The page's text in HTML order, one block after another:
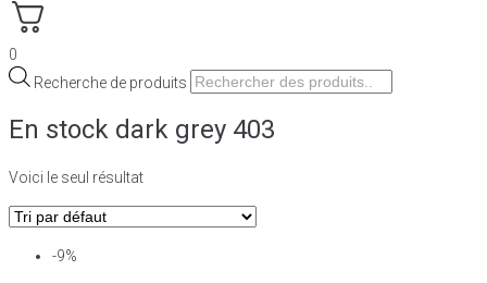
0
Recherche de produits
En stock dark grey 403
Voici le seul résultat
-9%